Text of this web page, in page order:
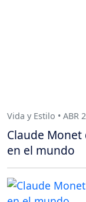
Vida y Estilo • ABR
Claude
en el mundo